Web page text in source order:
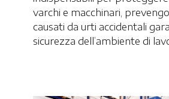
varchi e macchinari,
causati da urti accidentali
sicurezza dell’ambiente di